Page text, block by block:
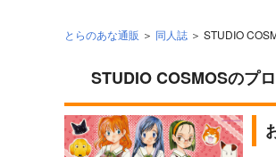
とらのあな通販 同人誌 STUDIO
STUDIO COSMOSのプ